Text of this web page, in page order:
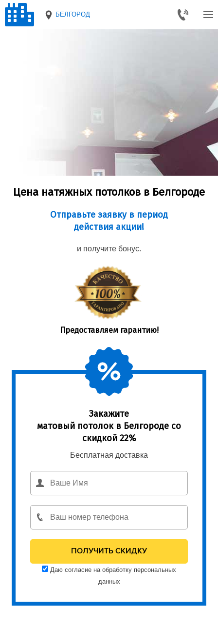
БЕЛГОРОД
Цена натяжных потолков в Белгороде
Отправьте заявку в период
действия акции!
и получите бонус.
Предоставляем гарантию!
Закажите
матовый потолок в Белгороде со
скидкой 22%
Бесплатная доставка
Даю согласие на обработку персональных
данных